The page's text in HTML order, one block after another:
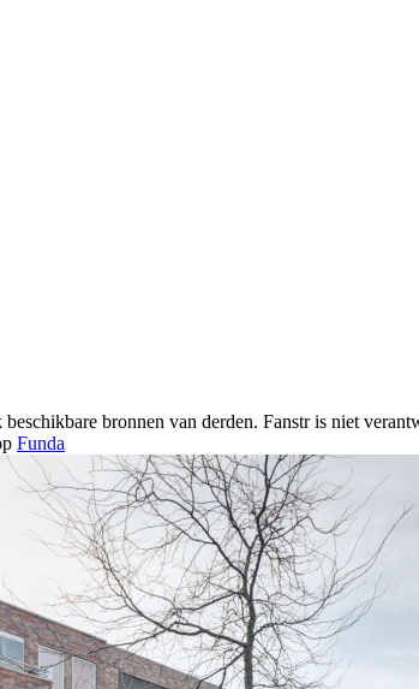
bronnen van derden. Fanstr is niet
Funda